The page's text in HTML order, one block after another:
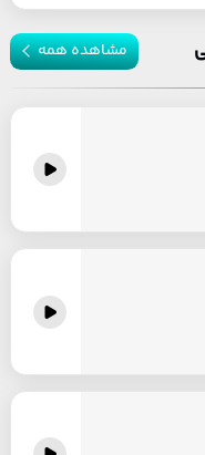
مشاهده همه